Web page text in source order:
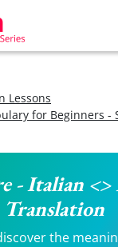
Lessons
for Beginners -
- Italian <>
Translation
the